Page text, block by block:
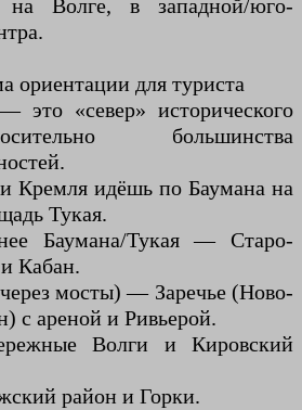
Волге, в западной/юго-
ориентации для туриста
«север» исторического
большинства
Кремля идёшь по Баумана на
Тукая.
Баумана/Тукая — Старо-
Кабан.
мосты) — Заречье (Ново-
с ареной и Ривьерой.
Волги и Кировский
район и Горки.